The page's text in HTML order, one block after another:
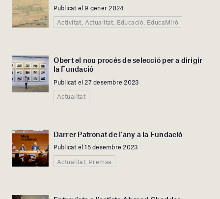
Publicat el 9 gener 2024
Activitat, Actualitat, Educació, EducaMiró
Obert el nou procés de selecció per a dirigir
la Fundació
Publicat el 27 desembre 2023
Actualitat
Darrer Patronat de l’any a la Fundació
Publicat el 15 desembre 2023
Actualitat, Premsa